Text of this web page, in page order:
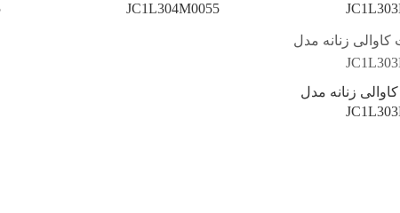
JC1L304M0055
زنانه مدل